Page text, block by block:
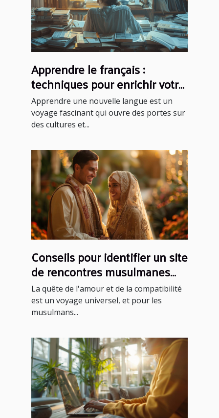
Apprendre le français :
techniques pour enrichir votre
vocabulaire
Apprendre une nouvelle langue est un
voyage fascinant qui ouvre des portes sur
des cultures et...
Conseils pour identifier un site
de rencontres musulmanes
fiable et sérieux
La quête de l'amour et de la compatibilité
est un voyage universel, et pour les
musulmans...